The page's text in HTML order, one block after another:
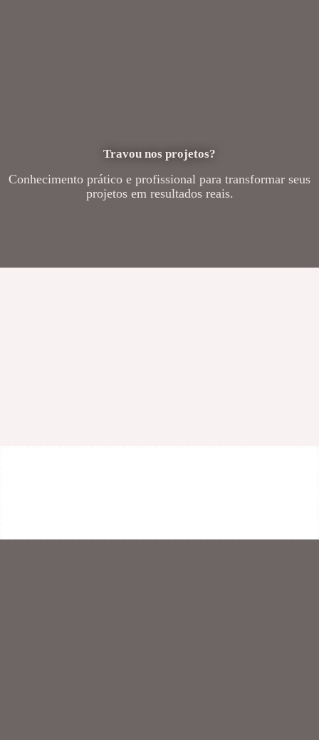
Travou nos projetos?
Conhecimento prático e profissional para transformar seus
projetos em resultados reais.